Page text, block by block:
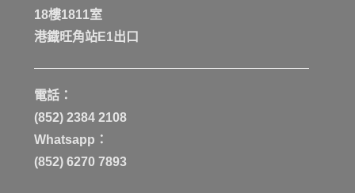
18樓1811室
港鐡旺角站E1出口
電話：
(852) 2384 2108
Whatsapp：
(852) 6270 7893